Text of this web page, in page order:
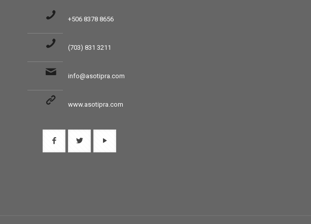
+506 8378 8656
(703) 831 3211
info@asotipra.com
www.asotipra.com